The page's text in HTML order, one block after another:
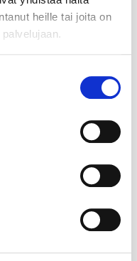
heille tai joita on